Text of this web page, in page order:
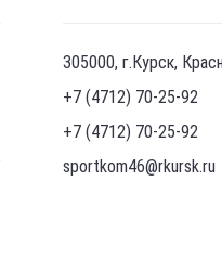
305000, г.Курск,
+7 (4712) 70-25-92
+7 (4712) 70-25-92
sportkom46@rkursk.ru